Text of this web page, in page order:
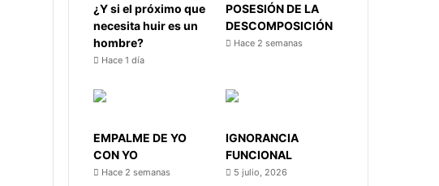
¿Y si el próximo que
necesita huir es un
hombre?
Hace 1 día
POSESIÓN DE LA
DESCOMPOSICIÓN
Hace 2 semanas
EMPALME DE YO
CON YO
Hace 2 semanas
IGNORANCIA
FUNCIONAL
5 julio, 2026